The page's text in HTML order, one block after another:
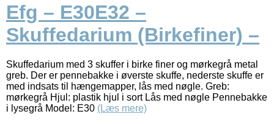
Efg – E30E32 –
Skuffedarium (Birkefiner) –
Skuffedarium med 3 skuffer i birke finer og mørkegrå metal
greb. Der er pennebakke i øverste skuffe, nederste skuffe er
med indsats til hængemapper, lås med nøgle. Greb:
mørkegrå Hjul: plastik hjul i sort Lås med nøgle Pennebakke
i lysegrå Model: E30 (Læs mere)